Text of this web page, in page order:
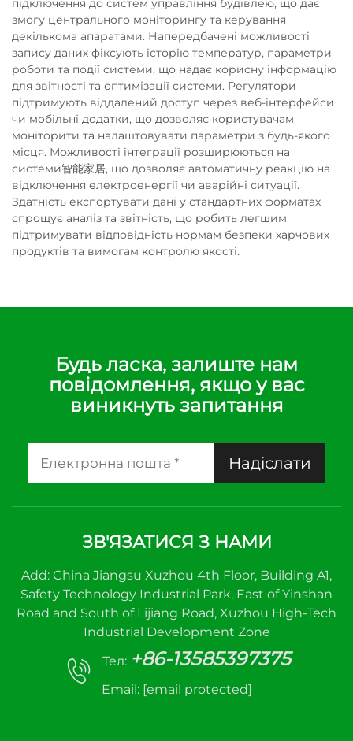
підключення до систем управління будівлею, що дає
змогу центрального моніторингу та керування
декількома апаратами. Напередбачені можливості
запису даних фіксують історію температур, параметри
роботи та події системи, що надає корисну інформацію
для звітності та оптимізації системи. Регулятори
підтримують віддалений доступ через веб-інтерфейси
чи мобільні додатки, що дозволяє користувачам
моніторити та налаштовувати параметри з будь-якого
місця. Можливості інтеграції розширюються на
системи智能家居, що дозволяє автоматичну реакцію на
відключення електроенергії чи аварійні ситуації.
Здатність експортувати дані у стандартних форматах
спрощує аналіз та звітність, що робить легшим
підтримувати відповідність нормам безпеки харчових
продуктів та вимогам контролю якості.
Будь ласка, залиште нам
повідомлення, якщо у вас
виникнуть запитання
Надіслати
ЗВ'ЯЗАТИСЯ З НАМИ
Add: China Jiangsu Xuzhou 4th Floor, Building A1,
Safety Technology Industrial Park, East of Yinshan
Road and South of Lijiang Road, Xuzhou High-Tech
Industrial Development Zone
Тел: +86-13585397375
Email: [email protected]